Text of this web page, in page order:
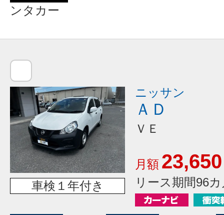
ンタカー
車検１年付き
ニッサン
ＡＤ
ＶＥ
月額 23,650
リース期間96